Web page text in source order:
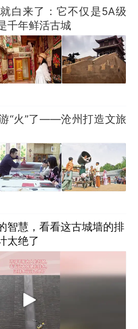
高温天气
白来了：它不仅是5A级
千年鲜活古城
“火”了——沧州打造文旅
智慧，看看这古城墙的排
太绝了